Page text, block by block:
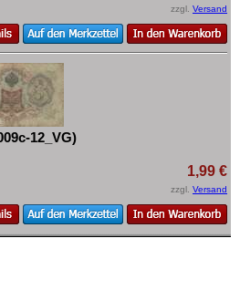
zzgl. Versand
12_VG)
1,99 €
zzgl. Versand